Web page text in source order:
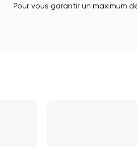
Pour vous garantir un maximum